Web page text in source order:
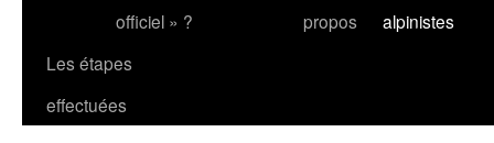
officiel » ?
propos
alpinistes
Les étapes
effectuées